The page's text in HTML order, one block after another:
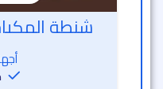
شنطة